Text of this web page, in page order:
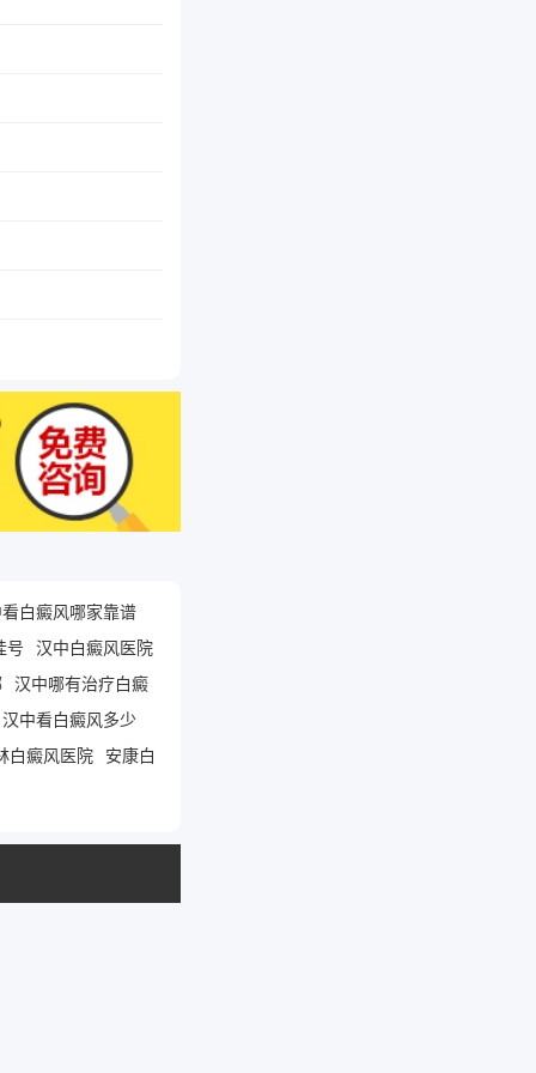
白癜风哪家靠谱
号 汉中白癜风医院
汉中哪有治疗白癜
汉中看白癜风多少
白癜风医院 安康白